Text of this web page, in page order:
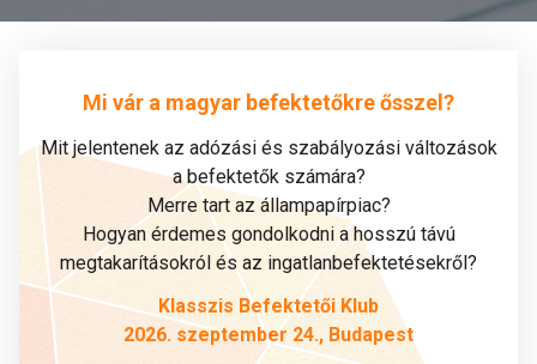
Mi vár a magyar befektetőkre ősszel?
Mit jelentenek az adózási és szabályozási változások
a befektetők számára?
Merre tart az állampapírpiac?
Hogyan érdemes gondolkodni a hosszú távú
megtakarításokról és az ingatlanbefektetésekről?
Klasszis Befektetői Klub
2026. szeptember 24., Budapest